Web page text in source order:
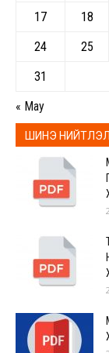
« May
17
18
24
25
31
ШИНЭ